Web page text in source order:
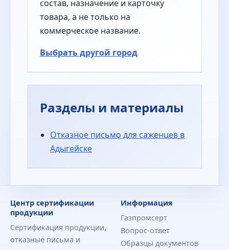
состав, назначение и карточку
товара, а не только на
коммерческое название.
Выбрать другой город
Разделы и материалы
Отказное письмо для саженцев в
Адыгейске
Центр сертификации
продукции
Сертификация продукции,
отказные письма и
Информация
Газпромсерт
Вопрос-ответ
Образцы документов